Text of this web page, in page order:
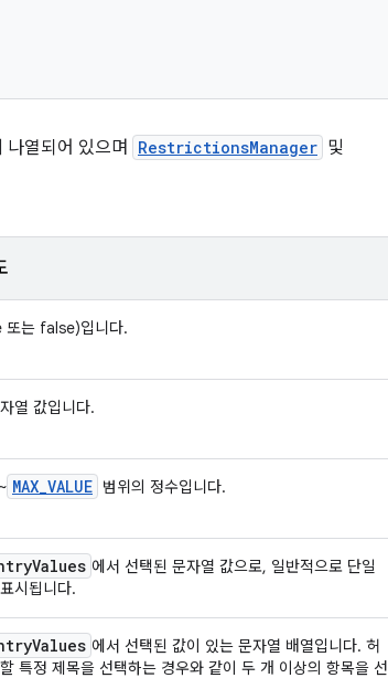
나열되어 있으며 RestrictionsManager 및
또는 false)입니다.
열 값입니다.
~ MAX_VALUE 범위의 정수입니다.
Values 에서 선택된 문자열 값으로, 일반적으로 단일
시됩니다.
Values 에서 선택된 값이 있는 문자열 배열입니다. 허
특정 제목을 선택하는 경우와 같이 두 개 이상의 항목을 선